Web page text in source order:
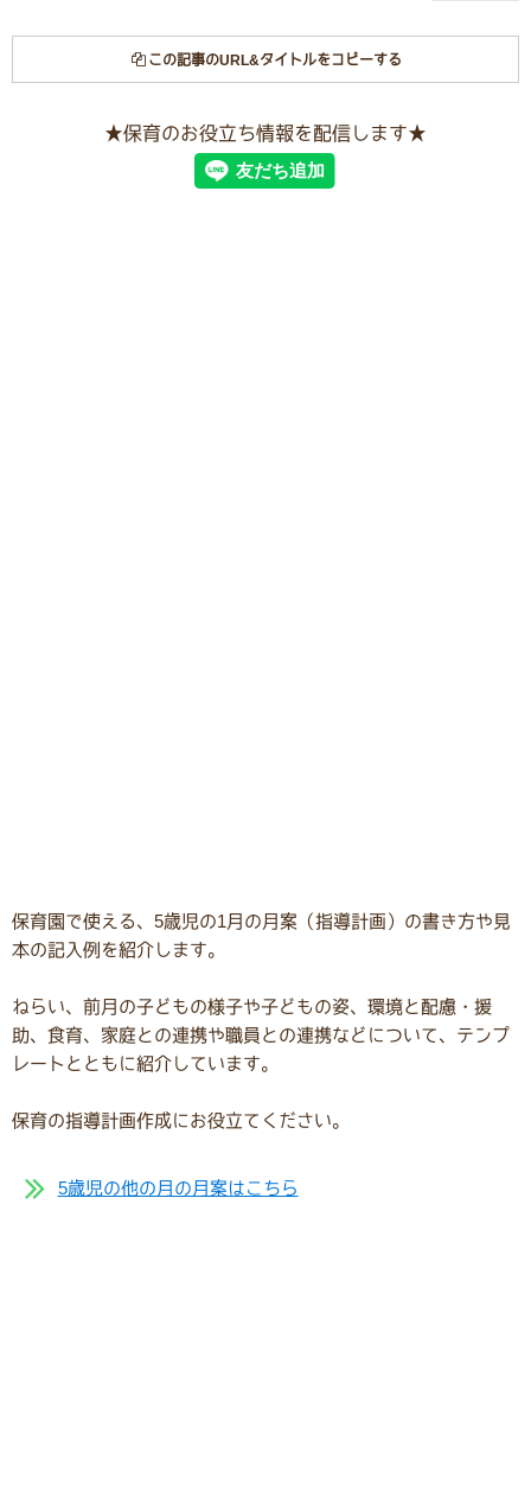
この記事のURL&タイトルをコピーする
★保育のお役立ち情報を配信します★
保育園で使える、5歳児の1月の月案（指導計画）の書き方や見
本の記入例を紹介します。
ねらい、前月の子どもの様子や子どもの姿、環境と配慮・援
助、食育、家庭との連携や職員との連携などについて、テンプ
レートとともに紹介しています。
保育の指導計画作成にお役立てください。
5歳児の他の月の月案はこちら